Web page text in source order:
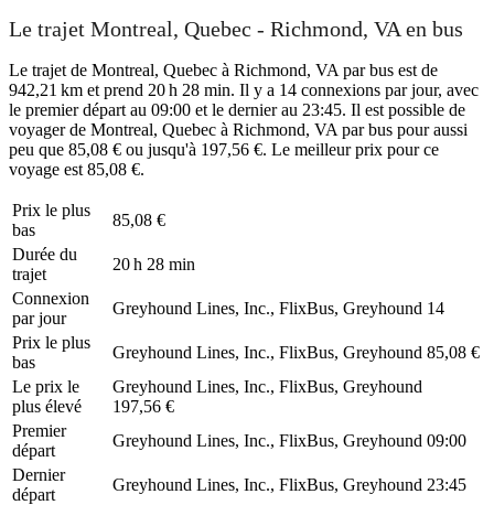
Le trajet Montreal, Quebec - Richmond, VA en bus
Le trajet de Montreal, Quebec à Richmond, VA par bus est de
942,21 km et prend 20 h 28 min. Il y a 14 connexions par jour, avec
le premier départ au 09:00 et le dernier au 23:45. Il est possible de
voyager de Montreal, Quebec à Richmond, VA par bus pour aussi
peu que 85,08 € ou jusqu'à 197,56 €. Le meilleur prix pour ce
voyage est 85,08 €.
Prix ​​le plus
bas
85,08 €
Durée du
trajet
20 h 28 min
Connexion
par jour
Greyhound Lines, Inc., FlixBus, Greyhound 14
Prix ​​le plus
bas
Greyhound Lines, Inc., FlixBus, Greyhound 85,08 €
Le prix le
plus élevé
Greyhound Lines, Inc., FlixBus, Greyhound
197,56 €
Premier
départ
Greyhound Lines, Inc., FlixBus, Greyhound 09:00
Dernier
départ
Greyhound Lines, Inc., FlixBus, Greyhound 23:45